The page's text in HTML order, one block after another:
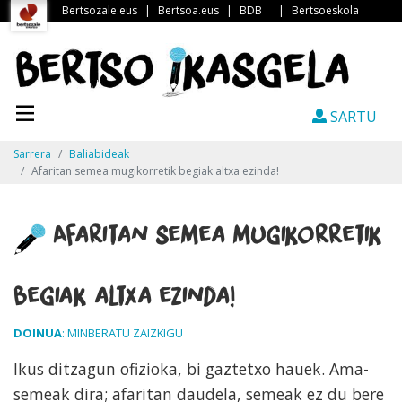
Bertsozale.eus | Bertsoa.eus | BDB | Bertsoeskola
SARTU
Sarrera
Baliabideak
Afaritan semea mugikorretik begiak altxa ezinda!
Afaritan semea mugikorretik
begiak altxa ezinda!
DOINUA: MINBERATU ZAIZKIGU
Ikus ditzagun ofizioka, bi gaztetxo hauek. Ama-
semeak dira; afaritan daudela, semeak ez du bere